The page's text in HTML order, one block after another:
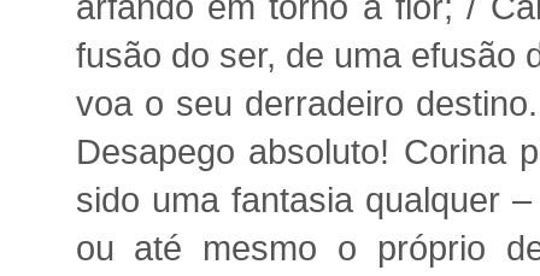
fusão do ser, de uma efusão
voa o seu derradeiro
Desapego absoluto! Corina
sido uma fantasia qualquer
ou até mesmo o próprio